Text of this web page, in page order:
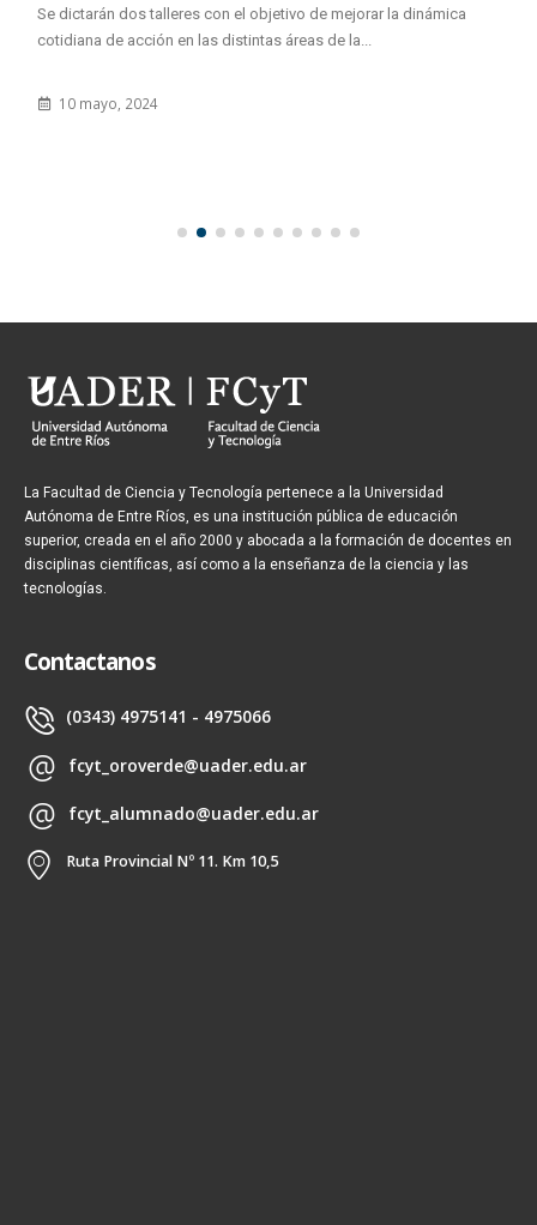
Se dictarán dos talleres con el objetivo de mejorar la dinámica
cotidiana de acción en las distintas áreas de la...
10 mayo, 2024
La Facultad de Ciencia y Tecnología pertenece a la Universidad
Autónoma de Entre Ríos, es una institución pública de educación
superior, creada en el año 2000 y abocada a la formación de docentes en
disciplinas científicas, así como a la enseñanza de la ciencia y las
tecnologías.
Contactanos
(0343) 4975141 - 4975066
fcyt_oroverde@uader.edu.ar
fcyt_alumnado@uader.edu.ar
Ruta Provincial Nº 11. Km 10,5